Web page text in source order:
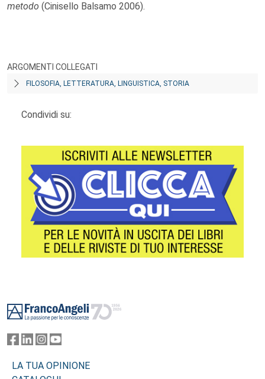
metodo (Cinisello Balsamo 2006).
ARGOMENTI COLLEGATI
FILOSOFIA, LETTERATURA, LINGUISTICA, STORIA
Condividi su:
LA TUA OPINIONE